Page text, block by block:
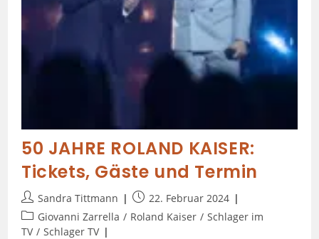
50 JAHRE ROLAND KAISER:
Tickets, Gäste und Termin
Sandra Tittmann
22. Februar 2024
Giovanni Zarrella / Roland Kaiser / Schlager im
TV / Schlager TV